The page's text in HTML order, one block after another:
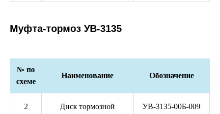
Муфта-тормоз УВ-3135
№ по
схеме
Наименование Обозначение
2 Диск тормозной УВ-3135-00Б-009